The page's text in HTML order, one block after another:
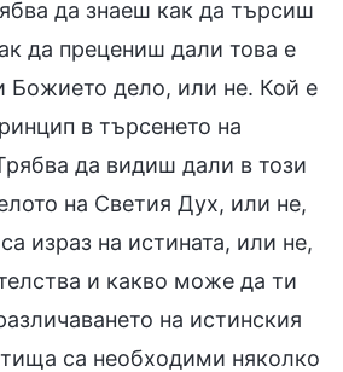
да знаеш как да търсиш
да прецениш дали това е
Божието дело, или не. Кой е
в търсенето на
да видиш дали в този
на Светия Дух, или не,
израз на истината, или не,
и какво може да ти
на истинския
са необходими няколко